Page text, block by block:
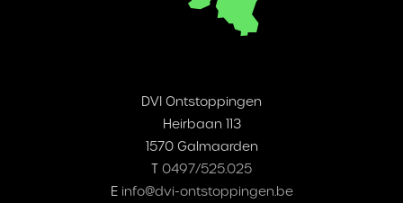
DVI Ontstoppingen
Heirbaan 113
1570 Galmaarden
T 0497/525.025
E info@dvi-ontstoppingen.be